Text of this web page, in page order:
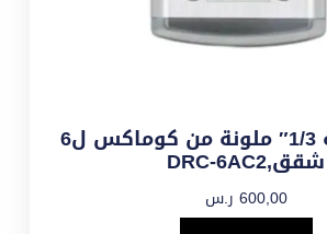
كاميرا بوابة 1/3″ ملونة من كوماكس ل6
شقق,DRC-6AC2
600,00 ر.س